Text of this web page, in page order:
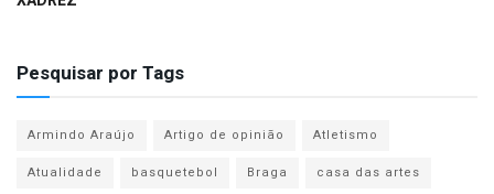
Pesquisar por Tags
Armindo Araújo Artigo de opinião
Atletismo
Atualidade
basquetebol Braga
casa das artes